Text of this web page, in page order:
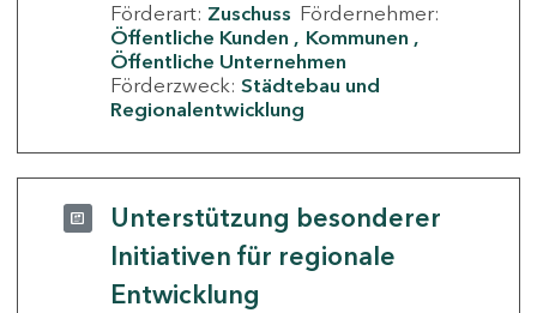
Förderart: Zuschuss Fördernehmer:
Öffentliche Kunden
Kommunen
Öffentliche Unternehmen
Förderzweck: Städtebau und
Regionalentwicklung
Unterstützung besonderer
Initiativen für regionale
Entwicklung